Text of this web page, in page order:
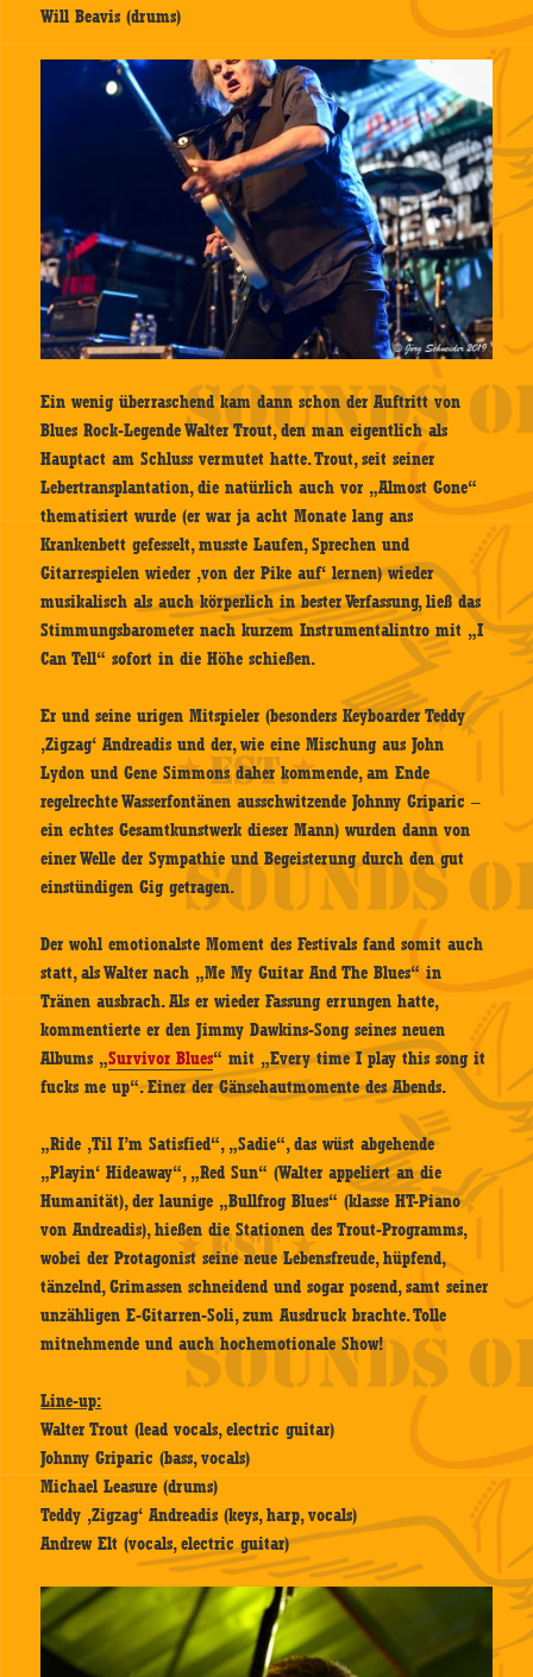
Will Beavis (drums)
Ein wenig überraschend kam dann schon der Auftritt von
Blues Rock-Legende Walter Trout, den man eigentlich als
Hauptact am Schluss vermutet hatte. Trout, seit seiner
Lebertransplantation, die natürlich auch vor „Almost Gone“
thematisiert wurde (er war ja acht Monate lang ans
Krankenbett gefesselt, musste Laufen, Sprechen und
Gitarrespielen wieder ‚von der Pike auf‘ lernen) wieder
musikalisch als auch körperlich in bester Verfassung, ließ das
Stimmungsbarometer nach kurzem Instrumentalintro mit „I
Can Tell“ sofort in die Höhe schießen.
Er und seine urigen Mitspieler (besonders Keyboarder Teddy
‚Zigzag‘ Andreadis und der, wie eine Mischung aus John
Lydon und Gene Simmons daher kommende, am Ende
regelrechte Wasserfontänen ausschwitzende Johnny Griparic –
ein echtes Gesamtkunstwerk dieser Mann) wurden dann von
einer Welle der Sympathie und Begeisterung durch den gut
einstündigen Gig getragen.
Der wohl emotionalste Moment des Festivals fand somit auch
statt, als Walter nach „Me My Guitar And The Blues“ in
Tränen ausbrach. Als er wieder Fassung errungen hatte,
kommentierte er den Jimmy Dawkins-Song seines neuen
Albums „Survivor Blues“ mit „Every time I play this song it
fucks me up“. Einer der Gänsehautmomente des Abends.
„Ride ‚Til I’m Satisfied“, „Sadie“, das wüst abgehende
„Playin‘ Hideaway“, „Red Sun“ (Walter appeliert an die
Humanität), der launige „Bullfrog Blues“ (klasse HT-Piano
von Andreadis), hießen die Stationen des Trout-Programms,
wobei der Protagonist seine neue Lebensfreude, hüpfend,
tänzelnd, Grimassen schneidend und sogar posend, samt seiner
unzähligen E-Gitarren-Soli, zum Ausdruck brachte. Tolle
mitnehmende und auch hochemotionale Show!
Line-up:
Walter Trout (lead vocals, electric guitar)
Johnny Griparic (bass, vocals)
Michael Leasure (drums)
Teddy ‚Zigzag‘ Andreadis (keys, harp, vocals)
Andrew Elt (vocals, electric guitar)